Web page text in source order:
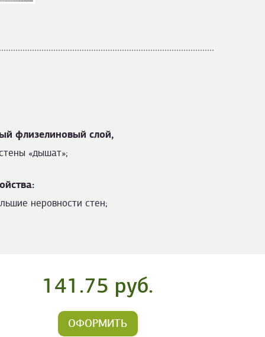
флизелиновый слой,
«дышат»;
неровности стен;
141.75 руб.
ОФОРМИТЬ